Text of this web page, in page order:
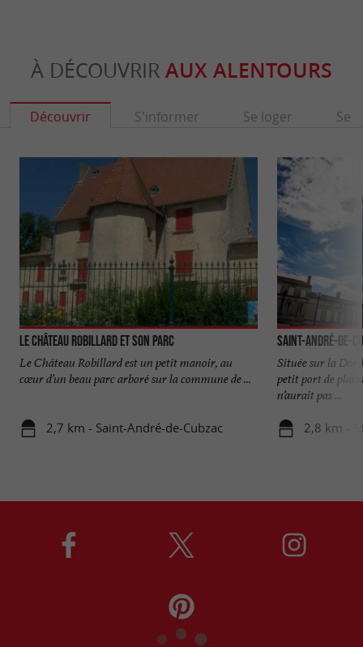
À DÉCOUVRIR AUX ALENTOURS
Découvrir S'informer Se loger Se
Le Château Robillard et son parc
Le Château Robillard est un petit manoir, au
cœur d’un beau parc arboré sur la commune de ...
2,7 km - Saint-André-de-Cubzac
Saint-André-de-
Située sur la
petit port de
n’aurait pas ...
2,8 km -